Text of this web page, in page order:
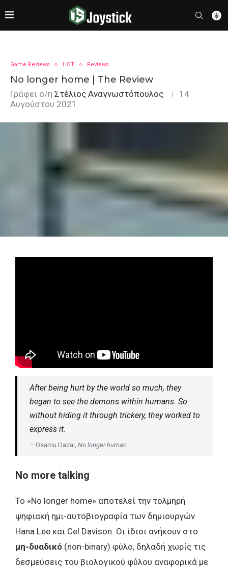
Game Reviews HOT Reviews
No longer home | The Review
Γράφει ο/η Στέλιος Αναγνωστόπουλος
14
Αυγούστου 2021
After being hurt by the world so much, they
began to see the demons within humans. So
without hiding it through trickery, they worked to
express it.
– Osamu Dazai, No longer human
No more talking
Το «No longer home» αποτελεί την τολμηρή
ψηφιακή ημι-αυτοβιογραφία των δημιουργών
Hana Lee και Cel Davison. Οι ίδιοι ανήκουν στο
μη-δυαδικό (non-binary) φύλο, δηλαδή χωρίς τις
δεσμεύσεις του βιολογικού φύλου αναφορικά με